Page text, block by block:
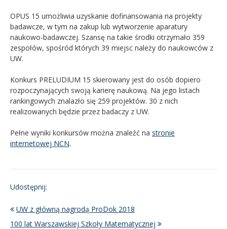
OPUS 15 umożliwia uzyskanie dofinansowania na projekty
badawcze, w tym na zakup lub wytworzenie aparatury
naukowo-badawczej. Szansę na takie środki otrzymało 359
zespołów, spośród których 39 miejsc należy do naukowców z
UW.
Konkurs PRELUDIUM 15 skierowany jest do osób dopiero
rozpoczynających swoją karierę naukową. Na jego listach
rankingowych znalazło się 259 projektów. 30 z nich
realizowanych będzie przez badaczy z UW.
Pełne wyniki konkursów można znaleźć na stronie
internetowej NCN.
Udostępnij:
UW z główną nagrodą ProDok 2018
100 lat Warszawskiej Szkoły Matematycznej